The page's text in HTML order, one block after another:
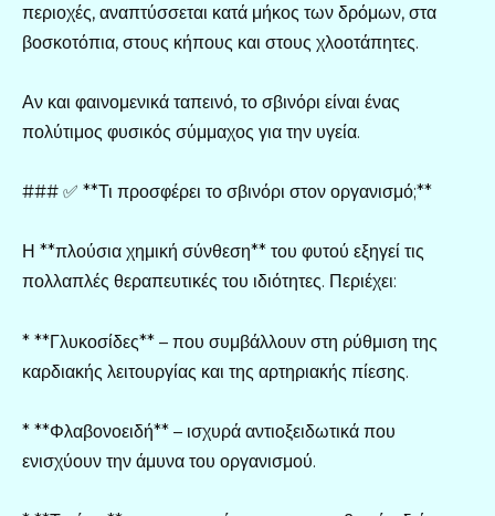
περιοχές, αναπτύσσεται κατά μήκος των δρόμων, στα
βοσκοτόπια, στους κήπους και στους χλοοτάπητες.
Αν και φαινομενικά ταπεινό, το σβινόρι είναι ένας
πολύτιμος φυσικός σύμμαχος για την υγεία.
### ✅ **Τι προσφέρει το σβινόρι στον οργανισμό;**
Η **πλούσια χημική σύνθεση** του φυτού εξηγεί τις
πολλαπλές θεραπευτικές του ιδιότητες. Περιέχει:
* **Γλυκοσίδες** – που συμβάλλουν στη ρύθμιση της
καρδιακής λειτουργίας και της αρτηριακής πίεσης.
* **Φλαβονοειδή** – ισχυρά αντιοξειδωτικά που
ενισχύουν την άμυνα του οργανισμού.